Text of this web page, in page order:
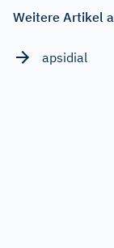
Weitere Artikel
apsidial